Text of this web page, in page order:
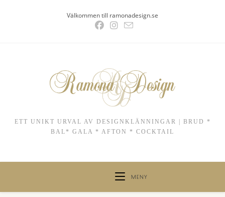
Välkommen till ramonadesign.se
ETT UNIKT URVAL AV DESIGNKLÄNNINGAR | BRUD *
BAL* GALA * AFTON * COCKTAIL
MENY